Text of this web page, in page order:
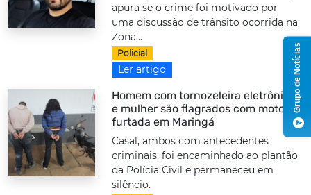
apura se o crime foi motivado por
uma discussão de trânsito ocorrida na
Zona...
Policial
Ler artigo
Homem com tornozeleira eletrônica
e mulher são flagrados com moto
furtada em Maringá
Casal, ambos com antecedentes
criminais, foi encaminhado ao plantão
da Polícia Civil e permaneceu em
silêncio.
Grupo de Notícias